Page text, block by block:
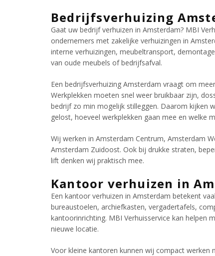
Bedrijfsverhuizing
Gaat uw bedrijf verhuizen in Amsterdam? MBI
ondernemers met zakelijke verhuizingen in
interne verhuizingen, meubeltransport,
van oude meubels of bedrijfsafval.
Een bedrijfsverhuizing Amsterdam vraagt om
Werkplekken moeten snel weer bruikbaar zijn,
bedrijf zo min mogelijk stilleggen. Daarom kijken
gelost, hoeveel werkplekken gaan mee en welke
Wij werken in Amsterdam Centrum, Amsterdam
Amsterdam Zuidoost. Ook bij drukke straten,
lift denken wij praktisch mee.
Kantoor verhuizen in
Een kantoor verhuizen in Amsterdam betekent
bureaustoelen, archiefkasten, vergadertafels,
kantoorinrichting. MBI Verhuisservice kan helpen
nieuwe locatie.
Voor kleine kantoren kunnen wij compact